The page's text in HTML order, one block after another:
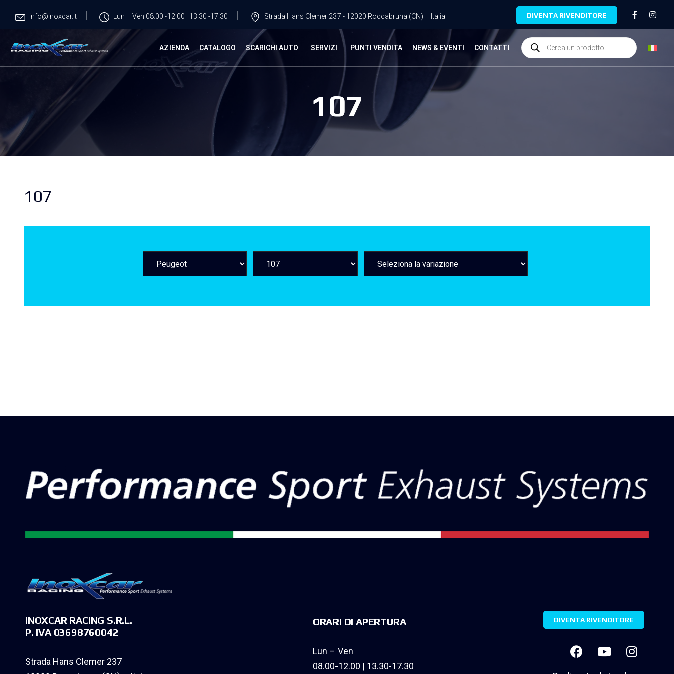
info@inoxcar.it Lun – Ven 08.00 -12.00 | 13.30 -17.30 Strada Hans Clemer 237 - 12020 Roccabruna (CN) – Italia DIVENTA RIVENDITORE
AZIENDA CATALOGO SCARICHI AUTO SERVIZI PUNTI VENDITA NEWS & EVENTI CONTATTI
107
107
INOXCAR RACING S.R.L.
P. IVA 03698760042
Strada Hans Clemer 237
ORARI DI APERTURA
Lun – Ven
08.00-12.00 | 13.30-17.30
DIVENTA RIVENDITORE